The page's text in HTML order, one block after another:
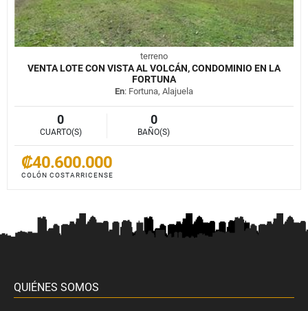
terreno
VENTA LOTE CON VISTA AL VOLCÁN, CONDOMINIO EN LA
FORTUNA
En: Fortuna, Alajuela
0
CUARTO(S)
0
BAÑO(S)
₡40.600.000
COLÓN COSTARRICENSE
QUIÉNES SOMOS